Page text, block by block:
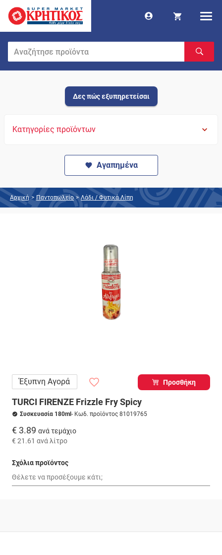
Δες πώς εξυπηρετείσαι
Κατηγορίες προϊόντων
Αγαπημένα
Αρχική > Παντοπωλείο > Λάδι / Φυτικά Λίπη
Έξυπνη Αγορά Προσθήκη
TURCI FIRENZE Frizzle Fry Spicy
Συσκευασία 180ml - Κωδ. προϊόντος 81019765
€ 3.89 ανά τεμάχιο
€ 21.61 ανά λίτρο
Σχόλια προϊόντος